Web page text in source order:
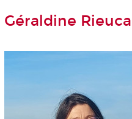
Géraldine